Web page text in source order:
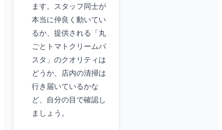
ます。スタッフ同士が
本当に仲良く動いてい
るか、提供される「丸
ごとトマトクリームパ
スタ」のクオリティは
どうか、店内の清掃は
行き届いているかな
ど、自分の目で確認し
ましょう。